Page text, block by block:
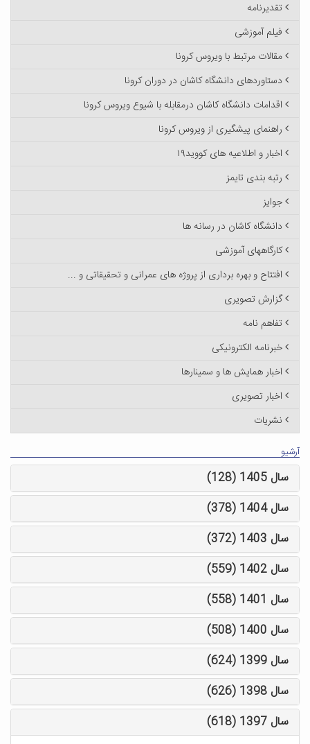
تقدیرنامه
فیلم آموزشی
مقالات مرتبط با ویروس کرونا
دستاوردهای دانشگاه کاشان در دوران کرونا
اقدامات دانشگاه کاشان درمقابله با شیوع ویروس کرونا
راهنمای پیشگیری از ویروس کرونا
اخبار و اطلاعیه های کووید۱۹
رتبه بندی تایمز
جوایز
دانشگاه کاشان در رسانه ها
کارگاههای آموزشی
افتتاح و بهره برداری از پروژه های عمرانی و تحقیقاتی و ...
گزارش تصویری
تفاهم نامه
خبرنامه الکترونیکی
اخبار همایش ها و سمینارها
اخبار تصویری
نشریات
آرشیو
سال 1405 (128)
سال 1404 (378)
سال 1403 (372)
سال 1402 (559)
سال 1401 (558)
سال 1400 (508)
سال 1399 (624)
سال 1398 (626)
سال 1397 (618)